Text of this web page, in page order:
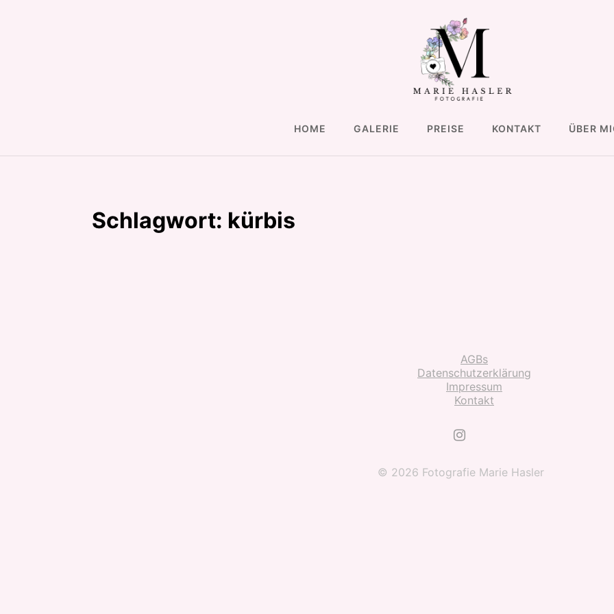
HOME GALERIE PREISE KONTAKT ÜBER
Schlagwort: kürbis
AGBs
Datenschutzerklärung
Impressum
Kontakt
© 2026 Fotografie Marie Hasler